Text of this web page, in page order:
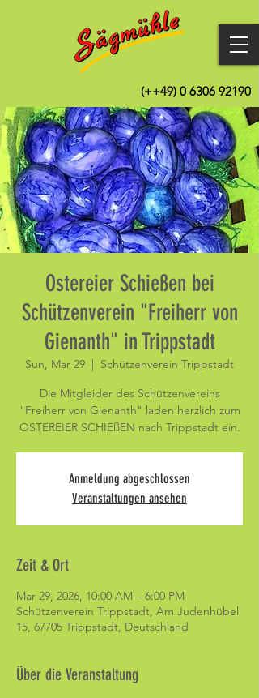
(++49) 0 6306 92190
Ostereier Schießen bei
Schützenverein "Freiherr von
Gienanth" in Trippstadt
Sun, Mar 29
  |
Schützenverein Trippstadt
Die Mitgleider des Schützenvereins
"Freiherr von Gienanth" laden herzlich zum
OSTEREIER SCHIEßEN nach Trippstadt ein.
Anmeldung abgeschlossen
Veranstaltungen ansehen
Zeit & Ort
Mar 29, 2026, 10:00 AM – 6:00 PM
Schützenverein Trippstadt, Am Judenhübel
15, 67705 Trippstadt, Deutschland
Über die Veranstaltung